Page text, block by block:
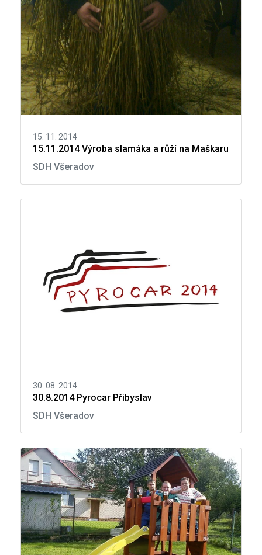
15. 11. 2014
15.11.2014 Výroba slamáka a růží na Maškaru
SDH Všeradov
30. 08. 2014
30.8.2014 Pyrocar Přibyslav
SDH Všeradov